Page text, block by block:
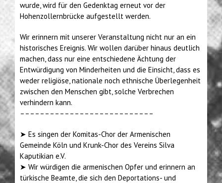
wurde, wird für den Gedenktag erneut vor der
Hohenzollernbrücke aufgestellt werden.
Wir erinnern mit unserer Veranstaltung nicht nur an ein
historisches Ereignis. Wir wollen darüber hinaus deutlich
machen, dass nur eine entschiedene Ächtung der
Entwürdigung von Minderheiten und die Einsicht, dass es
weder religiöse, nationale noch ethnische Überlegenheit
zwischen den Menschen gibt, solche Verbrechen
verhindern kann.
–––––––––––––––––––––––––––
➤ Es singen der Komitas-Chor der Armenischen
Gemeinde Köln und Krunk-Chor des Vereins Silva
Kaputikian e.V.
➤ Wir würdigen die armenischen Opfer und erinnern an
türkische Beamte, die sich den Deportations- und